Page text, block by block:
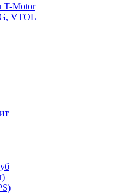
T-Motor
VTOL